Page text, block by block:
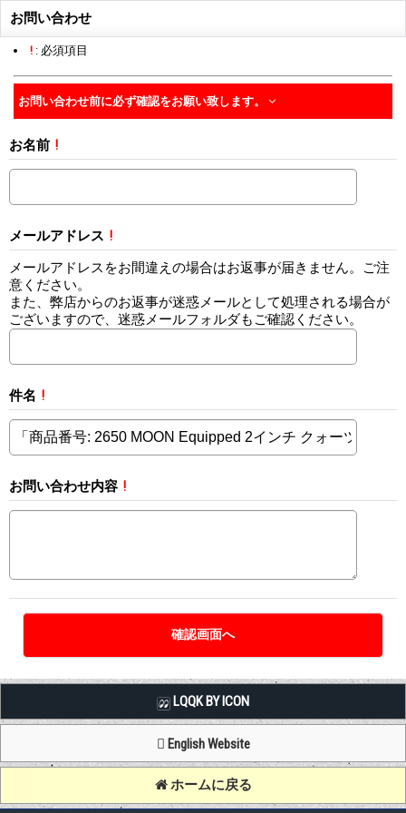
お問い合わせ
! : 必須項目
お問い合わせ前に必ず確認をお願い致します。
お名前 !
メールアドレス !
メールアドレスをお間違えの場合はお返事が届きません。ご注
意ください。
また、弊店からのお返事が迷惑メールとして処理される場合が
ございますので、迷惑メールフォルダもご確認ください。
件名 !
お問い合わせ内容 !
LQQK BY ICON
English Website
ホームに戻る